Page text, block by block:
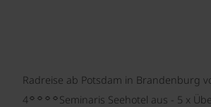
Radreise ab Potsdam in Brandenburg
4☼☼☼☼Seminaris Seehotel aus - 5 x